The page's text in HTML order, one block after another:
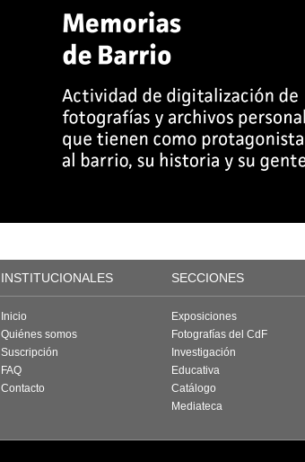
INSTITUCIONALES SECCIONES
Inicio
Quiénes somos
Suscripción
FAQ
Contacto
Exposiciones
Fotografías del CdF
Investigación
Educativa
Catálogo
Mediateca